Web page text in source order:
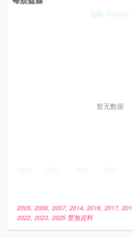
暂无数据
2005, 2006, 2007, 2014, 2016, 2017,
2022, 2023, 2025 暫無資料